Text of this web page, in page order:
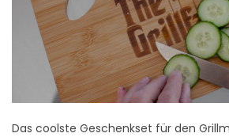
Das coolste Geschenkset für den